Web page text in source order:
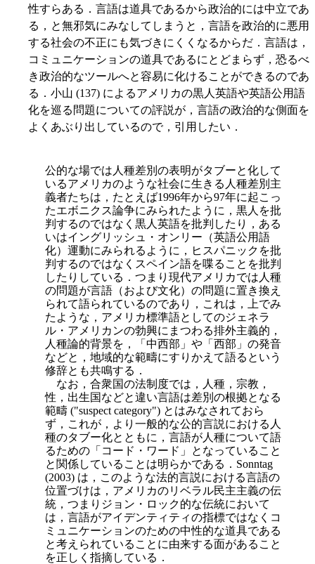
性すらある．言語は道具であるから政治的には中立であ
る，と無邪気にみなしてしまうと，言語を政治的に悪用
する社会の不正にも気づきにくくなるからだ．言語は，
コミュニケーションの道具であるにとどまらず，恐るべ
き政治的なツールへと容易に化けることができるのであ
る．小山 (137) によるアメリカの黒人英語や英語公用語
化を巡る問題についての評説が，言語の政治的な側面を
よくあぶり出しているので，引用したい．
公的な場では人種差別の表明がタブーと化して
いるアメリカのような社会に生きる人種差別主
義者たちは，たとえば1996年から97年に起こっ
たエボニクス論争にみられたように，黒人を批
判するのではなく黒人英語を批判したり，ある
いはイングリッシュ・オンリー（英語公用語
化）運動にみられるように，ヒスパニックを批
判するのではなくスペイン語を喋ることを批判
したりしている．つまり現代アメリカでは人種
の問題が言語（および文化）の問題に置き換え
られて語られているのであり，これは，上でみ
たような，アメリカ標準語としてのジェネラ
ル・アメリカンの勃興にまつわる排外主義的，
人種論的背景を，「中西部」や「西部」の発音
などと，地域的な範疇にすりかえて語るという
修辞とも共鳴する．
なお，合衆国の法制度では，人種，宗教，
性，出生国などと違い言語は差別の根拠となる
範疇 ("suspect category") とはみなされておら
ず，これが，より一般的な公的言説における人
種のタブー化とともに，言語が人種について語
るための「コード・ワード」となっていること
と関係していることは明らかである．Sonntag
(2003) は，このような法的言説における言語の
位置づけは，アメリカのリベラル民主主義の伝
統，つまりジョン・ロック的な伝統において
は，言語がアイデンティティの指標ではなくコ
ミュニケーションのための中性的な道具である
と考えられていることに由来する面があること
を正しく指摘している．